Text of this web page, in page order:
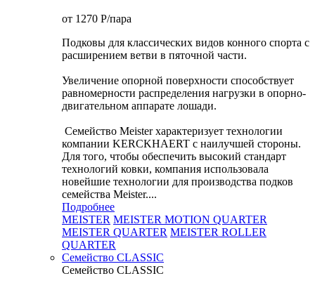
от 1270 P/пара
Подковы для классических видов конного спорта с
расширением ветви в пяточной части.
Увеличение опорной поверхности способствует
равномерности распределения нагрузки в опорно-
двигательном аппарате лошади.
Семейство Meister характеризует технологии
компании KERCKHAERT с наилучшей стороны.
Для того, чтобы обеспечить высокий стандарт
технологий ковки, компания использовала
новейшие технологии для производства подков
семейства Meister....
Подробнее
MEISTER MEISTER MOTION QUARTER
MEISTER QUARTER MEISTER ROLLER
QUARTER
Семейство CLASSIC
Семейство CLASSIC